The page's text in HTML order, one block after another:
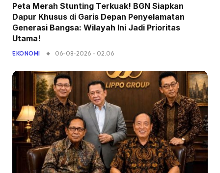
Peta Merah Stunting Terkuak! BGN Siapkan
Dapur Khusus di Garis Depan Penyelamatan
Generasi Bangsa: Wilayah Ini Jadi Prioritas
Utama!
EKONOMI 06-08-2026 - 02.06